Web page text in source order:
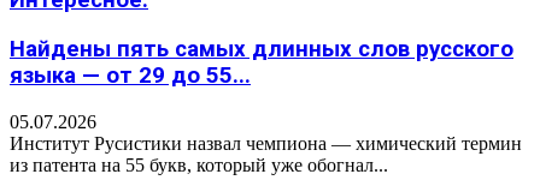
Найдены пять самых длинных слов русского
языка — от 29 до 55...
05.07.2026
Институт Русистики назвал чемпиона — химический термин
из патента на 55 букв, который уже обогнал...